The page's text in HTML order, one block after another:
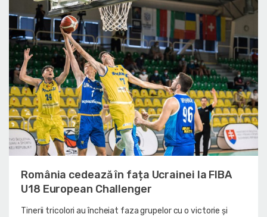
România cedează în fața Ucrainei la FIBA
U18 European Challenger
Tinerii tricolori au încheiat faza grupelor cu o victorie și